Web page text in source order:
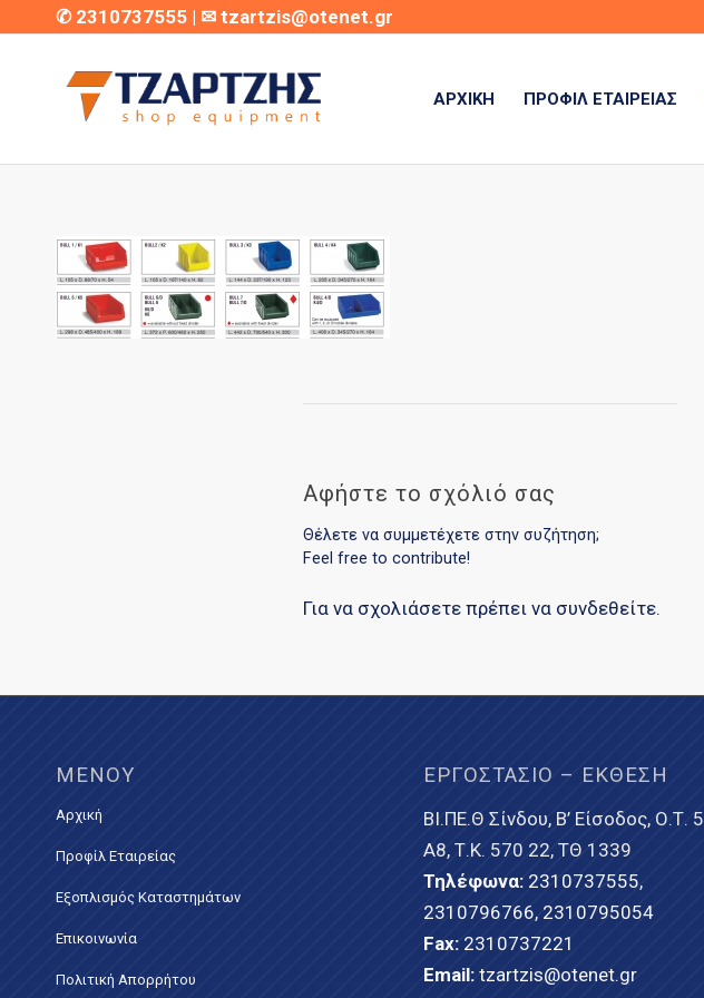
✆ 2310737555 | ✉ tzartzis@otenet.gr
ΑΡΧΙΚΉ ΠΡΟΦΊΛ ΕΤΑΙΡΕΊΑΣ
Αφήστε το σχόλιό σας
Θέλετε να συμμετέχετε στην συζήτηση;
Feel free to contribute!
Για να σχολιάσετε πρέπει να συνδεθείτε.
ΜΕΝΟΎ
Αρχική
Προφίλ Εταιρείας
Εξοπλισμός Καταστημάτων
Επικοινωνία
Πολιτική Απορρήτου
ΕΡΓΟΣΤΆΣΙΟ – ΈΚΘΕΣΗ
ΒΙ.ΠΕ.Θ Σίνδου, Β’ Είσοδος, Ο.Τ. 5
Α8, Τ.Κ. 570 22, ΤΘ 1339
Τηλέφωνα: 2310737555,
2310796766, 2310795054
Fax: 2310737221
Email: tzartzis@otenet.gr